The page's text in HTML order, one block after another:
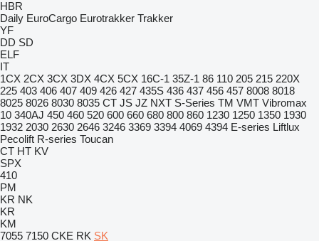
HBR
Daily EuroCargo Eurotrakker Trakker
YF
DD SD
ELF
IT
1CX 2CX 3CX 3DX 4CX 5CX 16C-1 35Z-1 86 110 205 215 220X
225 403 406 407 409 426 427 435S 436 437 456 457 8008 8018
8025 8026 8030 8035 CT JS JZ NXT S-Series TM VMT Vibromax
10 340AJ 450 460 520 600 660 680 800 860 1230 1250 1350 1930
1932 2030 2630 2646 3246 3369 3394 4069 4394 E-series Liftlux
Pecolift R-series Toucan
CT HT KV
SPX
410
PM
KR NK
KR
KM
7055 7150 CKE RK SK